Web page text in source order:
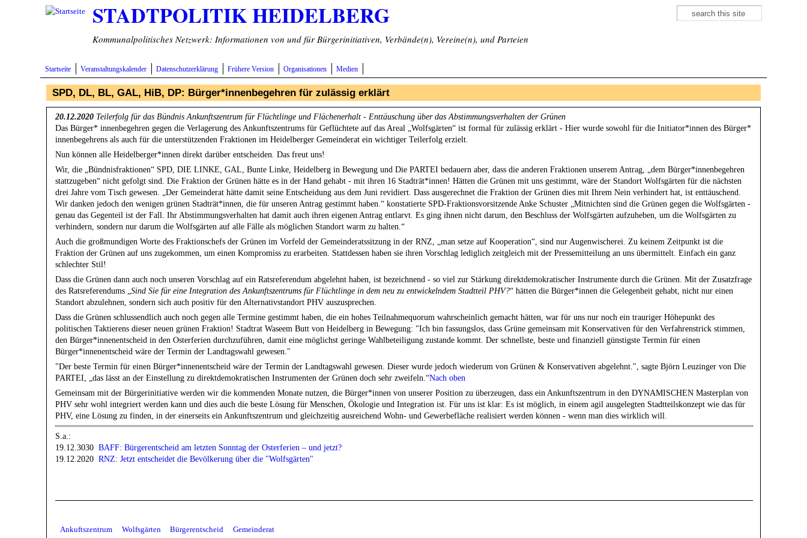
Direkt zum Inhalt STADTPOLITIK HEIDELBERG
Kommunalpolitisches Netzwerk: Informationen von und für Bürgerinitiativen, Verbände(n), Vereine(n), und Parteien
Suchformular
Suche
Startseite Veranstaltungskalender Datenschutzerklärung Frühere Version Organisationen Medien
SPD, DL, BL, GAL, HiB, DP: Bürger*innenbegehren für zulässig erklärt
20.12.2020 Teilerfolg für das Bündnis Ankunftszentrum für Flüchtlinge und Flächenerhalt - Enttäuschung über das Abstimmungsverhalten der Grünen
Das Bürger* innenbegehren gegen die Verlagerung des Ankunftszentrums für Geflüchtete auf das Areal „Wolfsgärten“ ist formal für zulässig erklärt - Hier wurde sowohl für die Initiator*innen des Bürger*
innenbegehrens als auch für die unterstützenden Fraktionen im Heidelberger Gemeinderat ein wichtiger Teilerfolg erzielt.
Nun können alle Heidelberger*innen direkt darüber entscheiden. Das freut uns!
Wir, die „Bündnisfraktionen“ SPD, DIE LINKE, GAL, Bunte Linke, Heidelberg in Bewegung und Die PARTEI bedauern aber, dass die anderen Fraktionen unserem Antrag, „dem Bürger*innenbegehren
stattzugeben“ nicht gefolgt sind. Die Fraktion der Grünen hätte es in der Hand gehabt - mit ihren 16 Stadträt*innen! Hätten die Grünen mit uns gestimmt, wäre der Standort Wolfsgärten für die nächsten
drei Jahre vom Tisch gewesen. „Der Gemeinderat hätte damit seine Entscheidung aus dem Juni revidiert. Dass ausgerechnet die Fraktion der Grünen dies mit Ihrem Nein verhindert hat, ist enttäuschend.
Wir danken jedoch den wenigen grünen Stadträt*innen, die für unseren Antrag gestimmt haben.“ konstatierte SPD-Fraktionsvorsitzende Anke Schuster „Mitnichten sind die Grünen gegen die Wolfsgärten -
genau das Gegenteil ist der Fall. Ihr Abstimmungsverhalten hat damit auch ihren eigenen Antrag entlarvt. Es ging ihnen nicht darum, den Beschluss der Wolfsgärten aufzuheben, um die Wolfsgärten zu
verhindern, sondern nur darum die Wolfsgärten auf alle Fälle als möglichen Standort warm zu halten.“
Auch die großmundigen Worte des Fraktionschefs der Grünen im Vorfeld der Gemeinderatssitzung in der RNZ, „man setze auf Kooperation“, sind nur Augenwischerei. Zu keinem Zeitpunkt ist die
Fraktion der Grünen auf uns zugekommen, um einen Kompromiss zu erarbeiten. Stattdessen haben sie ihren Vorschlag lediglich zeitgleich mit der Pressemitteilung an uns übermittelt. Einfach ein ganz
schlechter Stil!
Dass die Grünen dann auch noch unseren Vorschlag auf ein Ratsreferendum abgelehnt haben, ist bezeichnend - so viel zur Stärkung direktdemokratischer Instrumente durch die Grünen. Mit der Zusatzfrage
des Ratsreferendums „Sind Sie für eine Integration des Ankunftszentrums für Flüchtlinge in dem neu zu entwickelndem Stadtteil PHV?“ hätten die Bürger*innen die Gelegenheit gehabt, nicht nur einen
Standort abzulehnen, sondern sich auch positiv für den Alternativstandort PHV auszusprechen.
Dass die Grünen schlussendlich auch noch gegen alle Termine gestimmt haben, die ein hohes Teilnahmequorum wahrscheinlich gemacht hätten, war für uns nur noch ein trauriger Höhepunkt des
politischen Taktierens dieser neuen grünen Fraktion! Stadtrat Waseem Butt von Heidelberg in Bewegung: "Ich bin fassungslos, dass Grüne gemeinsam mit Konservativen für den Verfahrenstrick stimmen,
den Bürger*innenentscheid in den Osterferien durchzuführen, damit eine möglichst geringe Wahlbeteiligung zustande kommt. Der schnellste, beste und finanziell günstigste Termin für einen
Bürger*innenentscheid wäre der Termin der Landtagswahl gewesen."
"Der beste Termin für einen Bürger*innenentscheid wäre der Termin der Landtagswahl gewesen. Dieser wurde jedoch wiederum von Grünen & Konservativen abgelehnt.", sagte Björn Leuzinger von Die
PARTEI, „das lässt an der Einstellung zu direktdemokratischen Instrumenten der Grünen doch sehr zweifeln.“Nach oben
Gemeinsam mit der Bürgerinitiative werden wir die kommenden Monate nutzen, die Bürger*innen von unserer Position zu überzeugen, dass ein Ankunftszentrum in den DYNAMISCHEN Masterplan von
PHV sehr wohl integriert werden kann und dies auch die beste Lösung für Menschen, Ökologie und Integration ist. Für uns ist klar: Es ist möglich, in einem agil ausgelegten Stadtteilskonzept wie das für
PHV, eine Lösung zu finden, in der einerseits ein Ankunftszentrum und gleichzeitig ausreichend Wohn- und Gewerbefläche realisiert werden können - wenn man dies wirklich will.
S.a.:
19.12.3030BAFF: Bürgerentscheid am letzten Sonntag der Osterferien – und jetzt?
19.12.2020 RNZ: Jetzt entscheidet die Bevölkerung über die "Wolfsgärten"
Ankuftszentrum Wolfsgärten Bürgerentscheid Gemeinderat